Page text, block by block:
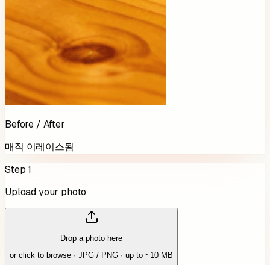
Before / After
매직 이레이스됨
Step 1
Upload your photo
Drop a photo here
or click to browse · JPG / PNG · up to ~10 MB